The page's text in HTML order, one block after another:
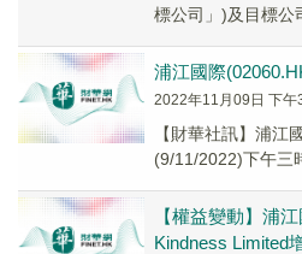
標公司」)及目標公
浦江國際
2022年11月09日 下午
【財華社訊】浦江
(9/11/2022)下午三
【權益變動】浦
Kindness Limited